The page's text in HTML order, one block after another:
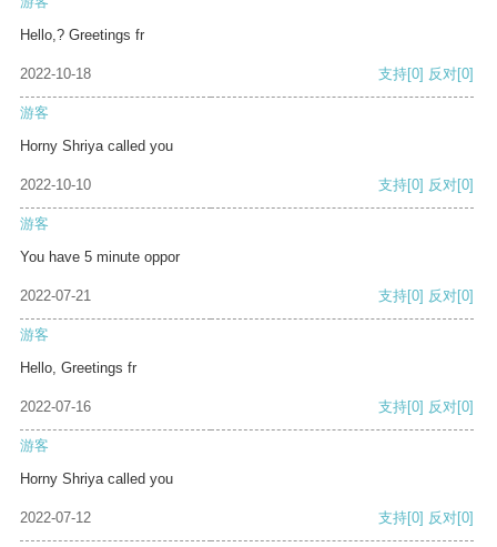
Hello,? Greetings fr
2022-10-18 支持[0] 反对[0]
游客
Horny Shriya called you
2022-10-10 支持[0] 反对[0]
游客
You have 5 minute oppor
2022-07-21 支持[0] 反对[0]
游客
Hello, Greetings fr
2022-07-16 支持[0] 反对[0]
游客
Horny Shriya called you
2022-07-12 支持[0] 反对[0]